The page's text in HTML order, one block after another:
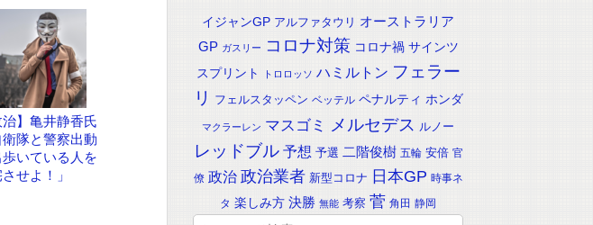
治】亀井静香氏
衛隊と警察出動
歩いている人を
せよ！」
イジャンGP アルファタウリ オーストラリア
GP ガスリー コロナ対策 コロナ禍 サインツ
スプリント
トロロッソ ハミルトン フェラー
リ
フェルスタッペン ベッテル ペナルティ ホンダ
マクラーレン マスゴミ メルセデス ルノー
レッドブル 予想 予選 二階俊樹 五輪 安倍 官
僚 政治 政治業者 新型コロナ 日本GP 時事ネ
タ 楽しみ方 決勝 無能 考察 菅 角田 静岡